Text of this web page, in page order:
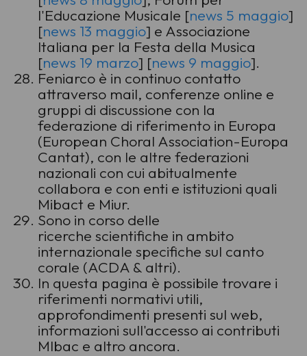
l'Educazione Musicale [news 5 maggio]
[news 13 maggio] e Associazione
Italiana per la Festa della Musica
[news 19 marzo] [news 9 maggio].
Feniarco è in continuo contatto
attraverso mail, conferenze online e
gruppi di discussione con la
federazione di riferimento in Europa
(European Choral Association-Europa
Cantat), con le altre federazioni
nazionali con cui abitualmente
collabora e con enti e istituzioni quali
Mibact e Miur.
Sono in corso delle
ricerche scientifiche in ambito
internazionale specifiche sul canto
corale (ACDA & altri).
In questa pagina è possibile trovare i
riferimenti normativi utili,
approfondimenti presenti sul web,
informazioni sull'accesso ai contributi
MIbac e altro ancora.